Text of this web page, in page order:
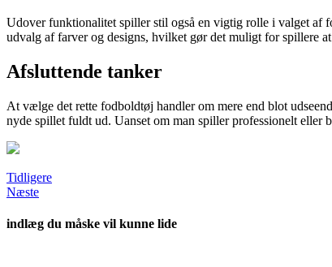
Udover funktionalitet spiller stil også en vigtig rolle i valget af
udvalg af farver og designs, hvilket gør det muligt for spillere
Afsluttende tanker
At vælge det rette fodboldtøj handler om mere end blot
nyde spillet fuldt ud. Uanset om man spiller professionelt
Tidligere
Næste
indlæg du måske vil kunne lide